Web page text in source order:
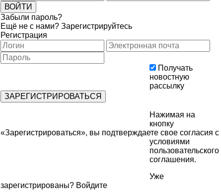
Забыли пароль?
Ещё не с нами? Зарегистрируйтесь
Регистрация
Получать
новостную
рассылку
Нажимая на
кнопку
«Зарегистрироваться», вы подтверждаете свое согласия с
условиями
пользовательского
соглашения.
Уже
зарегистрированы? Войдите